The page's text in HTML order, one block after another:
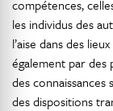
compétences,
les individus des
l’aise dans des
également par des
des connaissances
des dispositions